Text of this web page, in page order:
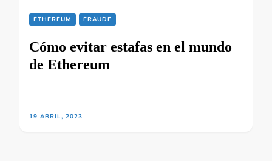
ETHEREUM FRAUDE
Cómo evitar estafas en el mundo
de Ethereum
19 ABRIL, 2023